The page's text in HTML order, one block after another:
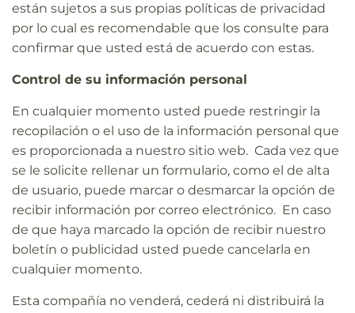
están sujetos a sus propias políticas de privacidad
por lo cual es recomendable que los consulte para
confirmar que usted está de acuerdo con estas.
Control de su información personal
En cualquier momento usted puede restringir la
recopilación o el uso de la información personal que
es proporcionada a nuestro sitio web. Cada vez que
se le solicite rellenar un formulario, como el de alta
de usuario, puede marcar o desmarcar la opción de
recibir información por correo electrónico. En caso
de que haya marcado la opción de recibir nuestro
boletín o publicidad usted puede cancelarla en
cualquier momento.
Esta compañía no venderá, cederá ni distribuirá la